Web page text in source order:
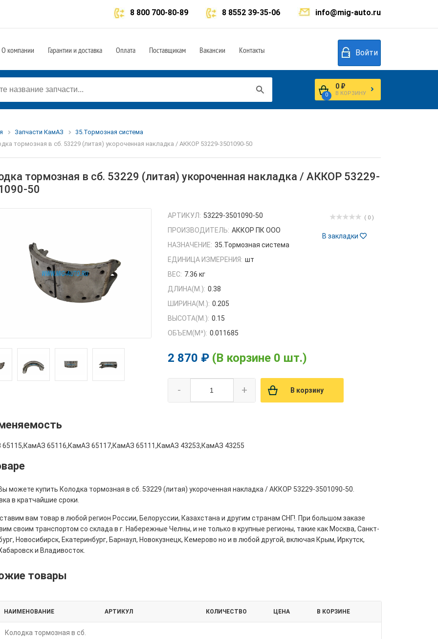
info@mig-auto.ru
8 8552 39-35-06
8 800 700-80-89
О компании Гарантии и доставка Оплата Поставщикам Вакансии Контакты Войти
0
0 ₽
В КОРЗИНУ
Запчасти КамАЗ
35.Тормозная система
тормозная в сб. 53229 (литая) укороченная накладка / АККОР 53229-3501090-50
тормозная в сб. 53229 (литая) укороченная накладка / АККОР 53229-
50
( 0 )
В закладки
АРТИКУЛ: 53229-3501090-50
ПРОИЗВОДИТЕЛЬ: АККОР ПК ООО
НАЗНАЧЕНИЕ: 35.Тормозная система
ЕДИНИЦА ИЗМЕРЕНИЯ: шт
ВЕС: 7.36 кг
ДЛИНА(М.): 0.38
ШИРИНА(М.): 0.205
ВЫСОТА(М.): 0.15
ОБЪЕМ(M³): 0.011685
2 870 ₽ (В корзине 0 шт.)
- + В корзину
65115,КамАЗ 65116,КамАЗ 65117,КамАЗ 65111,КамАЗ 43253,КамАЗ 43255
можете купить Колодка тормозная в сб. 53229 (литая) укороченная накладка / АККОР 53229-3501090-50.
в кратчайшие сроки.
вам товар в любой регион России, Белоруссии, Казахстана и другим странам СНГ!. При большом заказе
своим транспортом со склада в г. Набережные Челны, и не только в крупные регионы, такие как Москва, Санкт-
Новосибирск, Екатеринбург, Барнаул, Новокузнецк, Кемерово но и в любой другой, включая Крым, Иркутск,
и Владивосток.
товары
НАИМЕНОВАНИЕ АРТИКУЛ КОЛИЧЕСТВО ЦЕНА В КОРЗИНЕ
Колодка тормозная в сб.